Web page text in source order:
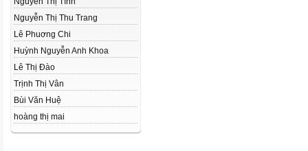
Nguyễn Thị Thu Trang
Lê Phuơng Chi
Huỳnh Nguyễn Anh Khoa
Lê Thị Đào
Trịnh Thị Vân
Bùi Văn Huệ
hoàng thị mai